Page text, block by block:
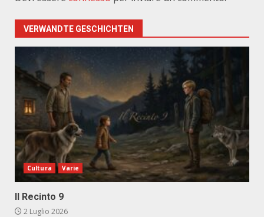
VERWANDTE GESCHICHTEN
Cultura Varie
Il Recinto 9
2 Luglio 2026